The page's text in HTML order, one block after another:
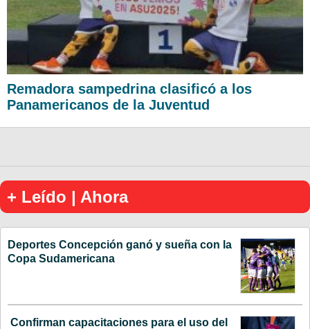
Remadora sampedrina clasificó a los
Panamericanos de la Juventud
+ Leído | Ahora
Deportes Concepción ganó y sueña con la
Copa Sudamericana
Confirman capacitaciones para el uso del